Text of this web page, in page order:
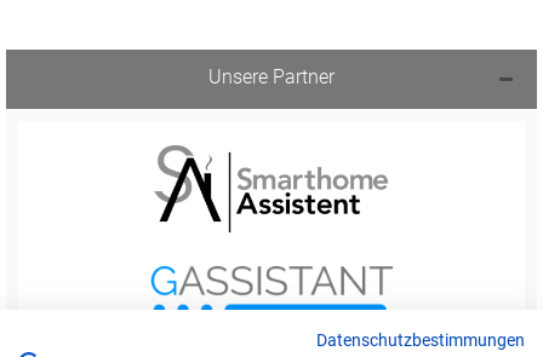
Unsere Partner
Datenschutzbestimmungen